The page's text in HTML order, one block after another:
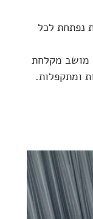
נפתחת לכל
מושב מקלחת
ומתקפלות.